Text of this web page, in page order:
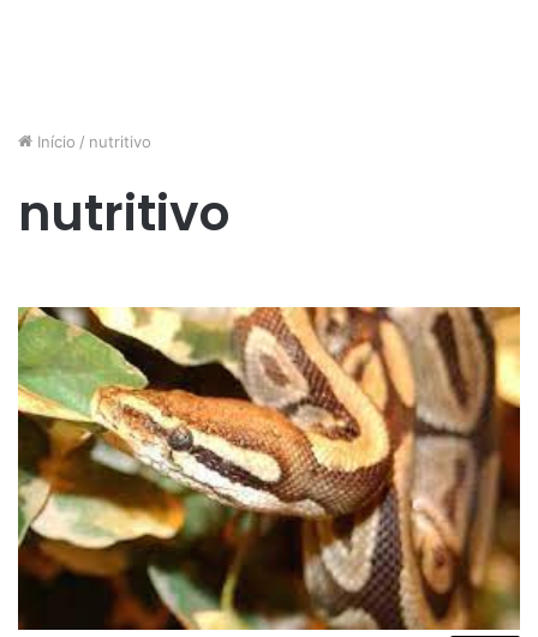
Início / nutritivo
nutritivo